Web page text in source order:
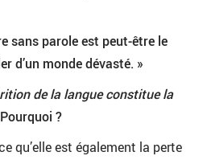
sans parole est peut-être le
d’un monde dévasté. »
de la langue constitue la
?
qu’elle est également la perte